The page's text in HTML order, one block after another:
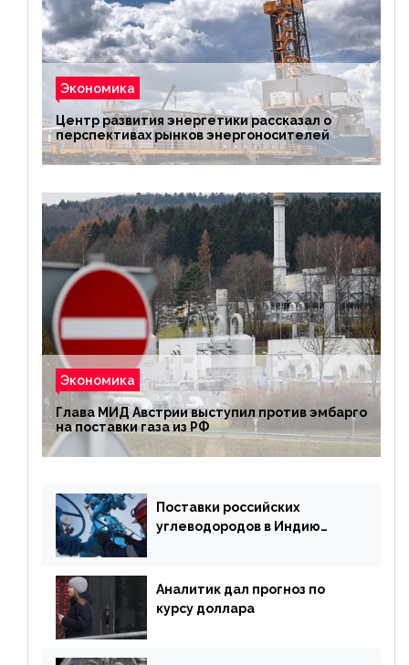
Экономика
Центр развития энергетики рассказал о
перспективах рынков энергоносителей
Экономика
Глава МИД Австрии выступил против эмбарго
на поставки газа из РФ
Поставки российских
углеводородов в Индию
Аналитик дал прогноз по
курсу доллара